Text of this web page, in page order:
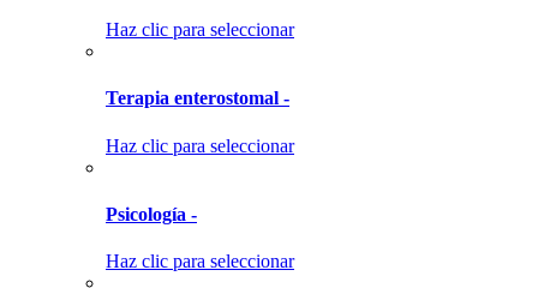
Haz clic para seleccionar
Terapia enterostomal -
Haz clic para seleccionar
Psicología -
Haz clic para seleccionar